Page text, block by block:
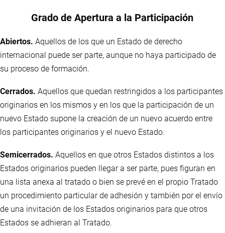
Grado de Apertura a la Participación
Abiertos. Aquellos de los que un Estado de derecho
internacional puede ser parte, aunque no haya participado de
su proceso de formación.
Cerrados. Aquellos que quedan restringidos a los participantes
originarios en los mismos y en los que la participación de un
nuevo Estado supone la creación de un nuevo acuerdo entre
los participantes originarios y el nuevo Estado.
Semicerrados. Aquellos en que otros Estados distintos a los
Estados originarios pueden llegar a ser parte, pues figuran en
una lista anexa al tratado o bien se prevé en el propio Tratado
un procedimiento particular de adhesión y también por el envío
de una invitación de los Estados originarios para que otros
Estados se adhieran al Tratado.